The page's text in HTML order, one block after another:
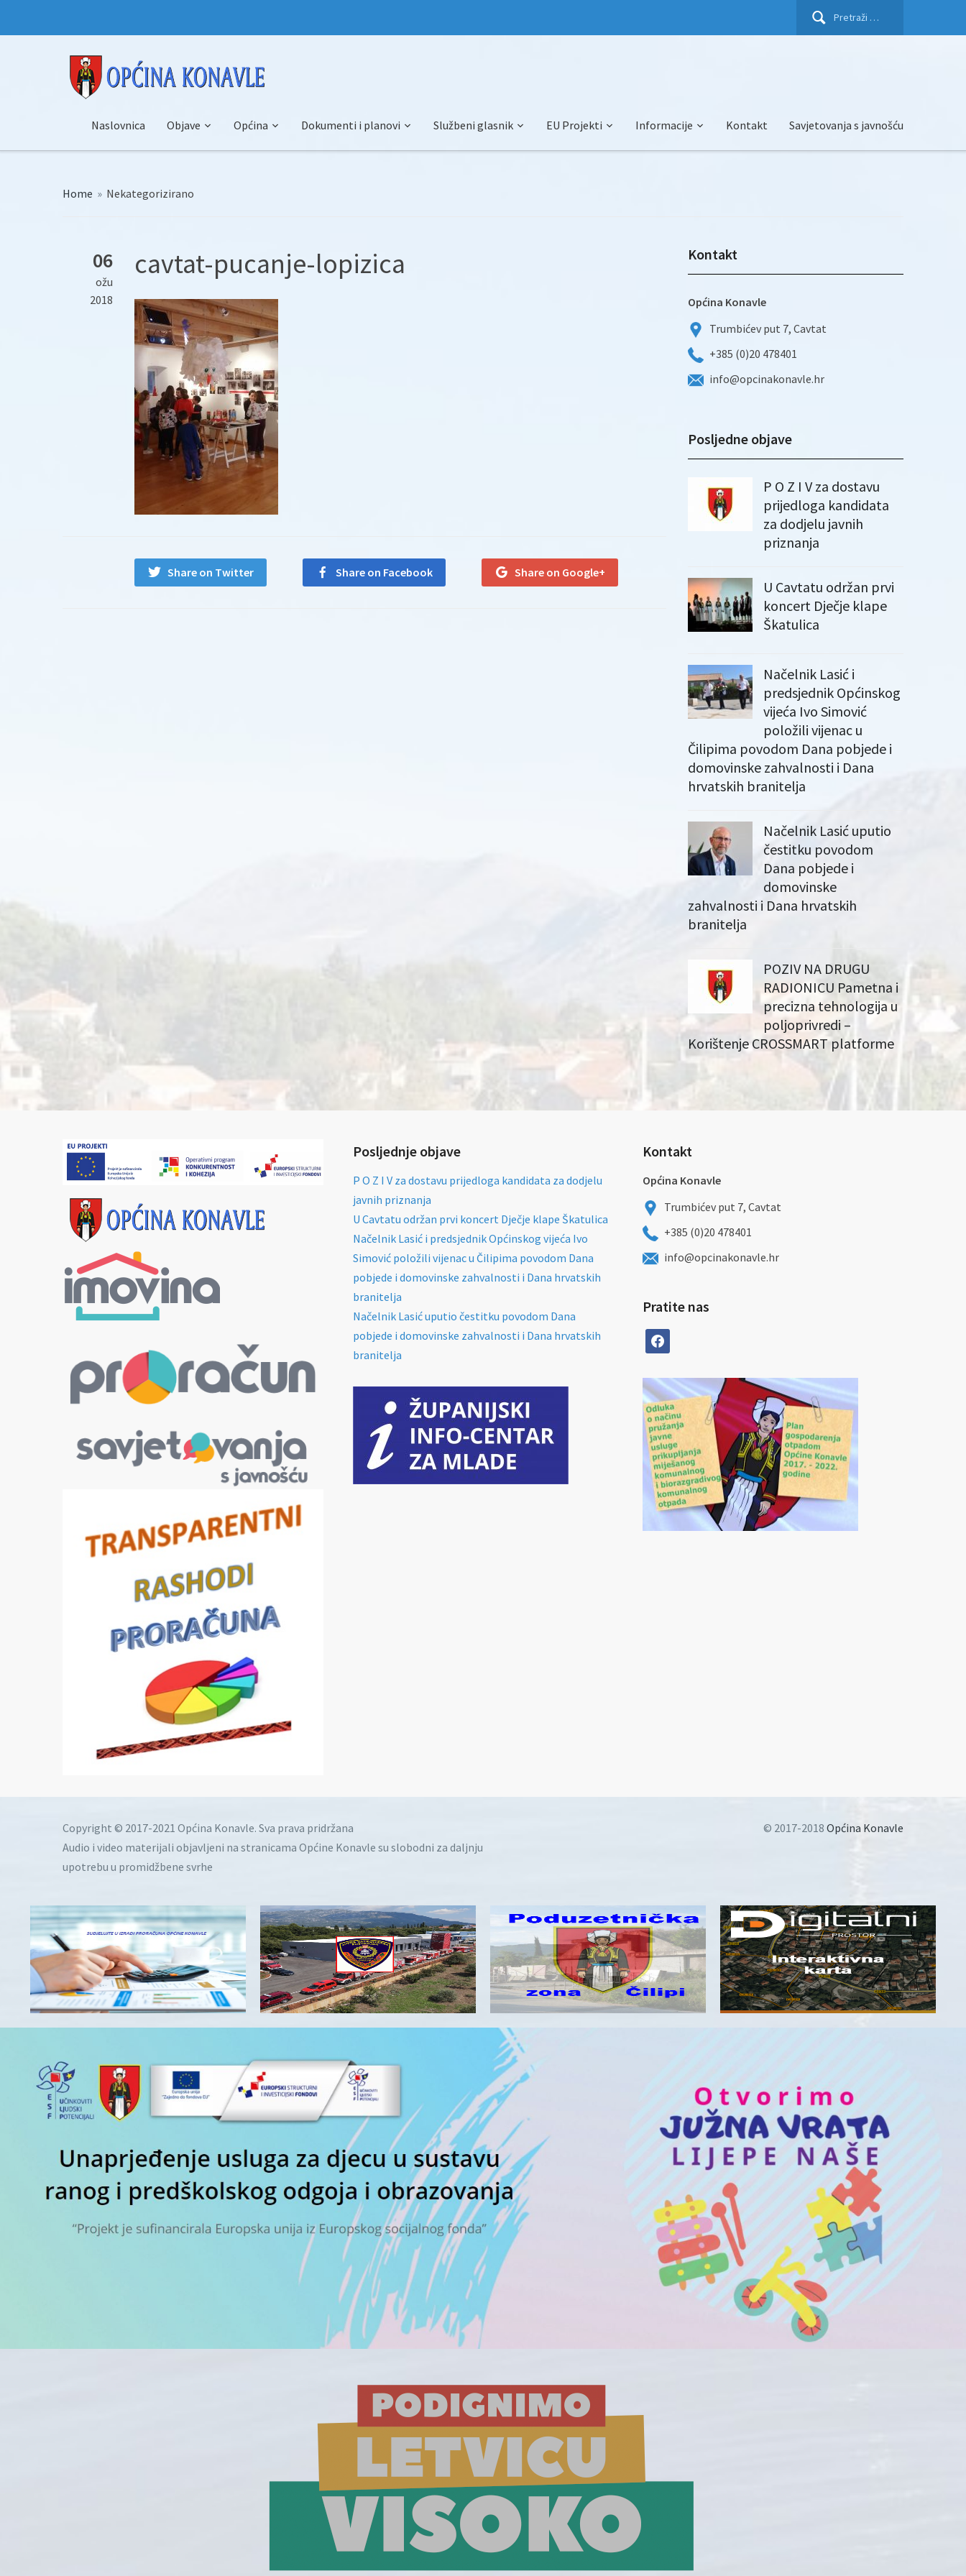
Pretraži:
Naslovnica Objave Općina Dokumenti i planovi Službeni glasnik EU Projekti Informacije Kontakt Savjetovanja s javnošću
Home » Nekategorizirano
06
ožu
2018
cavtat-pucanje-lopizica
Share on Twitter Share on Facebook Share on Google+
Kontakt
Općina Konavle
Trumbićev put 7, Cavtat
+385 (0)20 478401
info@opcinakonavle.hr
Posljedne objave
P O Z I V za dostavu
prijedloga kandidata
za dodjelu javnih
priznanja
U Cavtatu održan prvi
koncert Dječje klape
Škatulica
Načelnik Lasić i
predsjednik Općinskog
vijeća Ivo Simović
položili vijenac u
Čilipima povodom Dana pobjede i
domovinske zahvalnosti i Dana
hrvatskih branitelja
Načelnik Lasić uputio
čestitku povodom
Dana pobjede i
domovinske
zahvalnosti i Dana hrvatskih
branitelja
POZIV NA DRUGU
RADIONICU Pametna i
precizna tehnologija u
poljoprivredi –
Korištenje CROSSMART platforme
Posljednje objave
P O Z I V za dostavu prijedloga kandidata za dodjelu
javnih priznanja
U Cavtatu održan prvi koncert Dječje klape Škatulica
Načelnik Lasić i predsjednik Općinskog vijeća Ivo
Simović položili vijenac u Čilipima povodom Dana
pobjede i domovinske zahvalnosti i Dana hrvatskih
branitelja
Načelnik Lasić uputio čestitku povodom Dana
pobjede i domovinske zahvalnosti i Dana hrvatskih
branitelja
Kontakt
Općina Konavle
Trumbićev put 7, Cavtat
+385 (0)20 478401
info@opcinakonavle.hr
Pratite nas
facebook
Copyright © 2017-2021 Općina Konavle. Sva prava pridržana
Audio i video materijali objavljeni na stranicama Općine Konavle su slobodni za daljnju
upotrebu u promidžbene svrhe
© 2017-2018 Općina Konavle